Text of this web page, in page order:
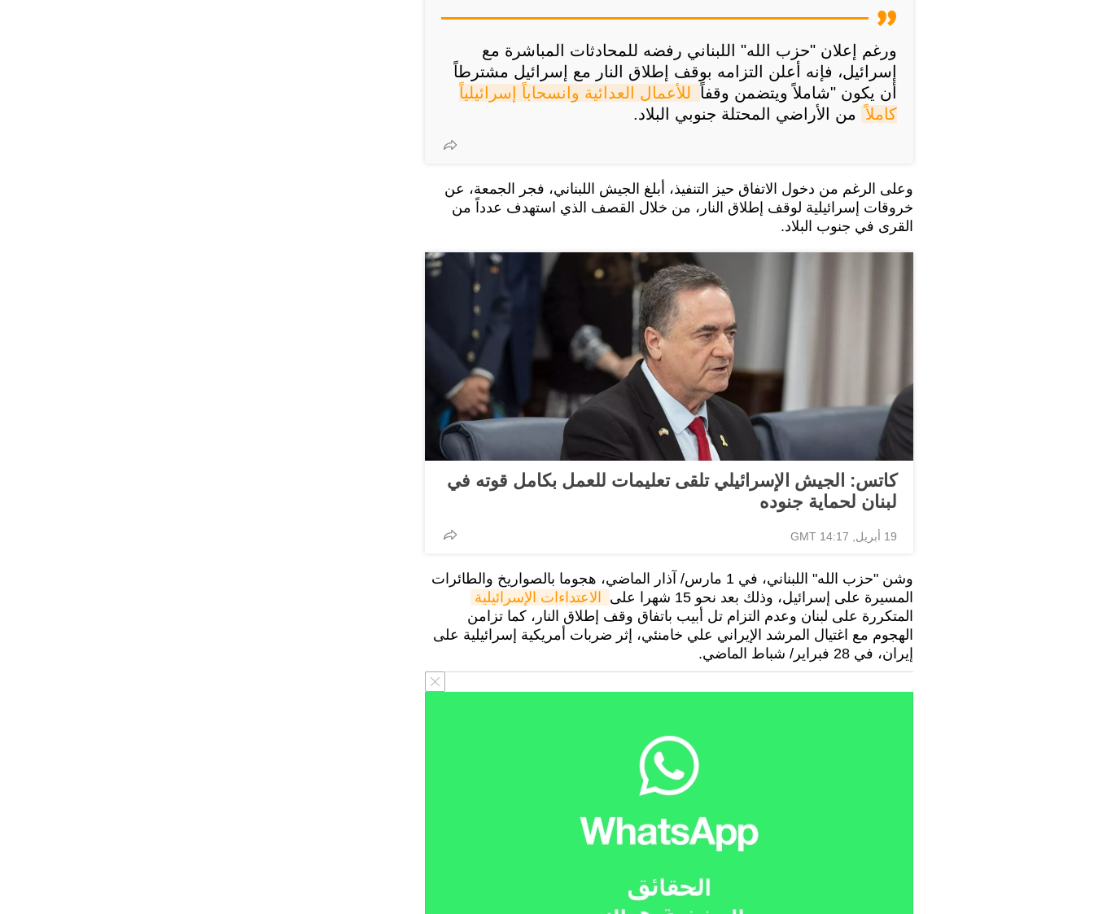
ورغم إعلان "حزب الله" اللبناني رفضه للمحادثات المباشرة مع
إسرائيل، فإنه أعلن التزامه بوقف إطلاق النار مع إسرائيل مشترطاً
أن يكون "شاملاً ويتضمن وقفاً
كاملاً من الأراضي المحتلة جنوبي البلاد.
وعلى الرغم من دخول الاتفاق حيز التنفيذ، أبلغ الجيش اللبناني، فجر الجمعة، ⁠عن
خروقات إسرائيلية لوقف ‌إطلاق النار، ⁠من خلال القصف الذي استهدف عدداً من
القرى في جنوب البلاد.
كاتس: الجيش الإسرائيلي تلقى تعليمات للعمل بكامل قوته في
لبنان لحماية جنوده
19 أبريل, 14:17 GMT
وشن "حزب الله" اللبناني، في 1 مارس/ آذار الماضي، هجوما بالصواريخ والطائرات
المسيرة على إسرائيل، وذلك بعد نحو 15 شهرا على
الاعتداءات الإسرائيلية
المتكررة على لبنان وعدم التزام تل أبيب باتفاق وقف إطلاق النار، كما تزامن
الهجوم مع اغتيال المرشد الإيراني علي خامنئي، إثر ضربات أمريكية إسرائيلية على
إيران، في 28 فبراير/ شباط الماضي.